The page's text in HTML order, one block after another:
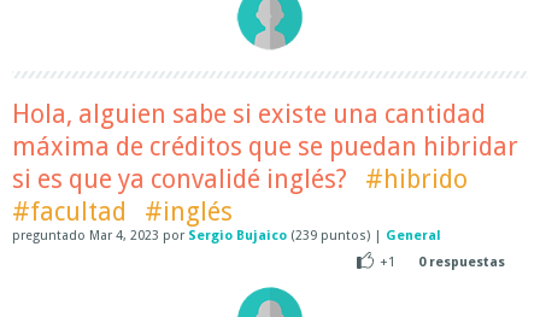
Hola, alguien sabe si existe una cantidad
máxima de créditos que se puedan hibridar
si es que ya convalidé inglés?
#hibrido
#facultad
#inglés
preguntado Mar 4, 2023 por Sergio Bujaico (239 puntos) | General
+1
0respuestas